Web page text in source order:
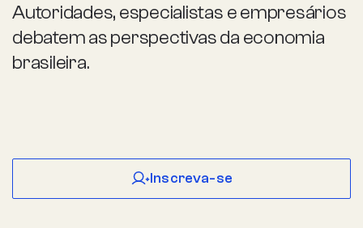
Autoridades, especialistas e empresários
debatem as perspectivas da economia
brasileira.
Inscreva-se